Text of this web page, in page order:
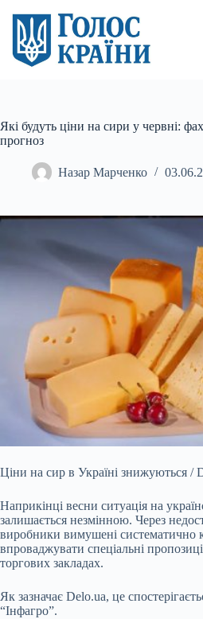
вмісту
Які будуть ціни на сири у червні:
прогноз
Назар Марченко
Ціни на сир в Україні знижуються /
Наприкінці весни ситуація на
залишається незмінною. Через
виробники вимушені систематично
впроваджувати спеціальні
торгових закладах.
Як зазначає Delo.ua, це
“Інфагро”.